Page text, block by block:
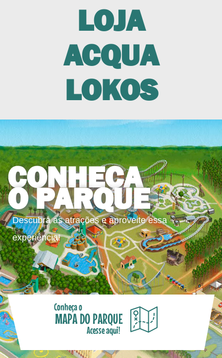
LOJA
ACQUA
LOKOS
CONHEÇA
O PARQUE
Descubra as atrações e aproveite essa
experiência!
Conheça o
MAPA DO PARQUE
Acesse aqui!